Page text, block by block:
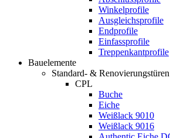
Winkelprofile
Ausgleichsprofile
Endprofile
Einfassprofile
Treppenkantprofile
Bauelemente
Standard- & Renovierungstüren
CPL
Buche
Eiche
Weißlack 9010
Weißlack 9016